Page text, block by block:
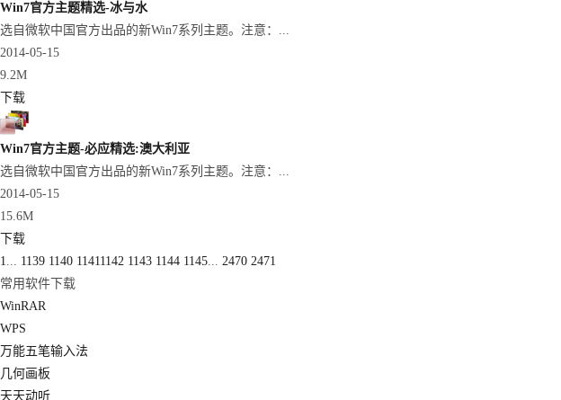
Win7官方主题精选-冰与水
选自微软中国官方出品的新Win7系列主题。注意：...
2014-05-15
9.2M
下载
Win7官方主题-必应精选:澳大利亚
选自微软中国官方出品的新Win7系列主题。注意：...
2014-05-15
15.6M
下载
1... 1139 1140 11411142 1143 1144 1145... 2470 2471
常用软件下载
WinRAR
WPS
万能五笔输入法
几何画板
天天动听